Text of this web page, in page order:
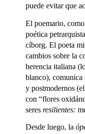
puede evitar que
El poemario,
poética
cíborg. El poeta
cambios sobre la
herencia italiana
blanco), comunica
y postmodernos
con “flores
seres resilientes:
Desde luego, la